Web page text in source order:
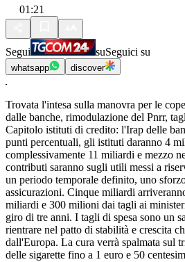
01:21
Segui suSeguici su
whatsapp discover
Trovata l'intesa sulla manovra per le
dalle banche, rimodulazione del Pnrr,
Capitolo istituti di credito: l'Irap delle
punti percentuali, gli istituti daranno 4
complessivamente 11 miliardi e mezzo
contributi saranno sugli utili messi a
un periodo temporale definito, uno
assicurazioni. Cinque miliardi
miliardi e 300 milioni dai tagli ai
giro di tre anni. I tagli di spesa sono un
rientrare nel patto di stabilità e crescita
dall'Europa. La cura verrà spalmata sul
delle sigarette fino a 1 euro e 50